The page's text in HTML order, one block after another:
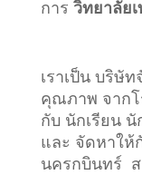
การ วิทยาลัย
เราเป็น บริษั
คุณภาพ จากโ
กับ นักเรียน
และ จัดหาให้
นครกบินทร์ ส